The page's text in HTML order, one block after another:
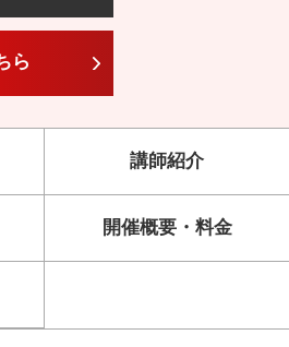
ら
講師紹介
開催概要・料金